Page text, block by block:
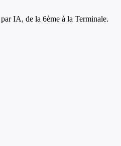
IA, de la 6ème à la Terminale.